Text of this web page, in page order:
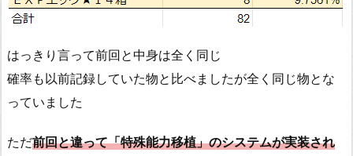
はっきり言って前回と中身は全く同じ
確率も以前記録していた物と比べましたが全く同じ物とな
っていました
ただ前回と違って「特殊能力移植」のシステムが実装され